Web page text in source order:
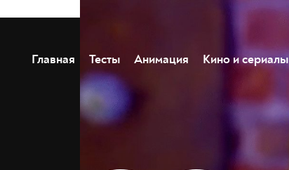
Главная Тесты Анимация Кино и сериалы